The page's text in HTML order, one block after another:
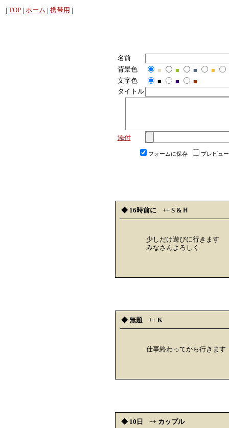
| TOP | ホーム | 携帯用 |
名前
背景色
■ ■ ■ ■
文字色
■ ■
■
タイトル
添付
フォームに保存 プレビュー
◆ 16時前に ++ S &Ｈ
少しだけ遊びに行きます
みなさんよろしく
◆ 無題 ++ K
仕事終わってから行きます
◆ 10日 ++ カップル